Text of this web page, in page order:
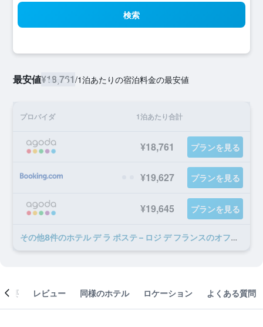
検索
最安値¥18,761/1泊あたりの宿泊料金の最安値
プロバイダ 1泊あたり合計
¥18,761 プランを見る
¥19,627 プランを見る
¥19,645 プランを見る
​その他8​件のホテル デ ラ ポステ – ロジ デ フランスのオファー
概要 レビュー 同様のホテル ロケーション よくある質問